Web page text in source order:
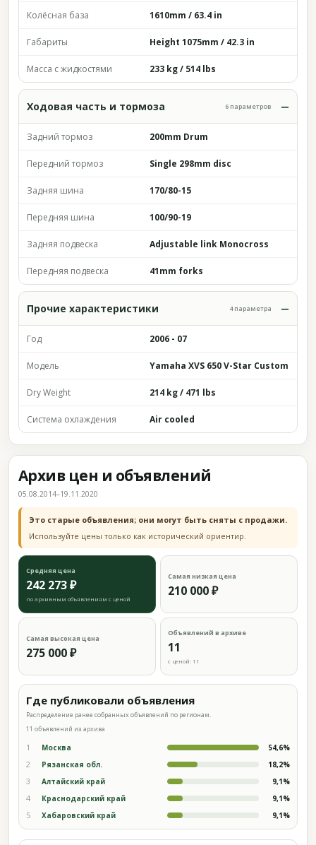
Колёсная база 1610mm / 63.4 in
Габариты Height 1075mm / 42.3 in
Масса с жидкостями 233 kg / 514 lbs
Ходовая часть и тормоза 6 параметров
Задний тормоз 200mm Drum
Передний тормоз Single 298mm disc
Задняя шина 170/80-15
Передняя шина 100/90-19
Задняя подвеска Adjustable link Monocross
Передняя подвеска 41mm forks
Прочие характеристики 4 параметра
Год 2006 - 07
Модель Yamaha XVS 650 V-Star Custom
Dry Weight 214 kg / 471 lbs
Система охлаждения Air cooled
Архив цен и объявлений
05.08.2014–19.11.2020
Это старые объявления; они могут быть сняты с продажи.
Используйте цены только как исторический ориентир.
Средняя цена
242 273 ₽
по архивным объявлениям с ценой
Самая низкая цена
210 000 ₽
Самая высокая цена
275 000 ₽
Объявлений в архиве
11
с ценой: 11
Где публиковали объявления
Распределение ранее собранных объявлений по регионам.
11 объявлений из архива
1 Москва 54,6%
2 Рязанская обл. 18,2%
3 Алтайский край 9,1%
4 Краснодарский край 9,1%
5 Хабаровский край 9,1%